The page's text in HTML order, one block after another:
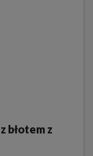
błotem z